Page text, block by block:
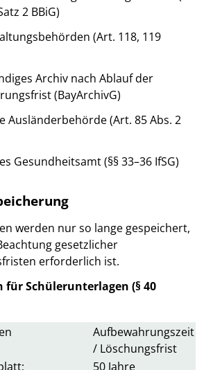
2 BBiG)
(Art. 118, 119
Archiv nach Ablauf der
(BayArchivG)
Ausländerbehörde (Art. 85 Abs. 2
Gesundheitsamt (§§ 33–36 IfSG)
werden nur so lange gespeichert,
gesetzlicher
erforderlich ist.
für Schülerunterlagen (§ 40
Aufbewahrungszeit
/ Löschungsfrist
50 Jahre